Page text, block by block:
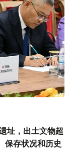
址，出土文物超
保存状况和历史